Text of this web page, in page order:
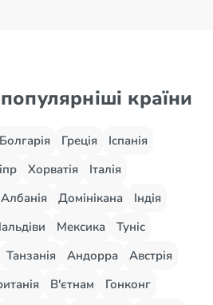
країни
Болгарія Греція
Іспанія
Хорватія
Італія
Албанія Домінікана
Індія
Мексика
Туніс
Танзанія Андорра
Австрія
В'єтнам
Гонконг